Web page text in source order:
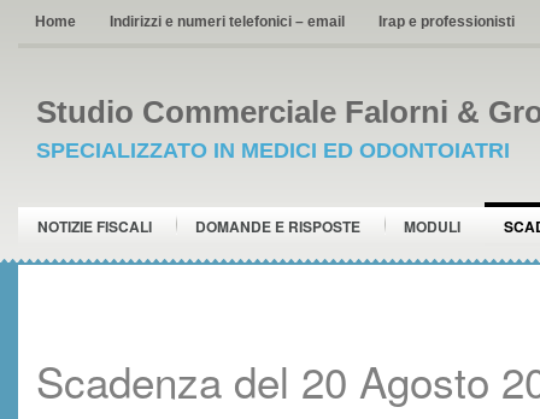
Home Indirizzi e numeri telefonici – email Irap e professionisti
Studio Commerciale Falorni &
SPECIALIZZATO IN MEDICI ED ODONTOIATRI
NOTIZIE FISCALI DOMANDE E RISPOSTE MODULI
Scadenza del 20 Agosto